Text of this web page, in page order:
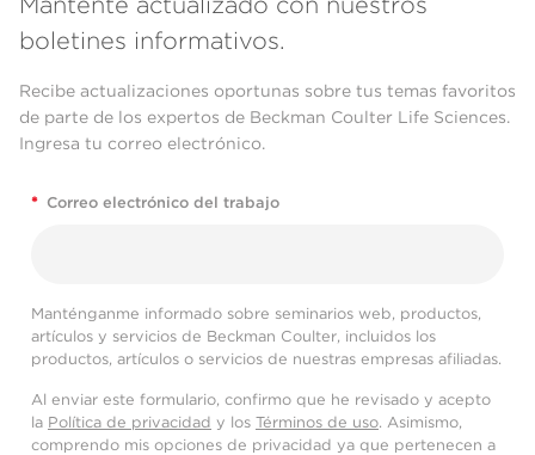
boletines informativos.
Recibe actualizaciones oportunas sobre tus temas favoritos
de parte de los expertos de Beckman Coulter Life Sciences.
Ingresa tu correo electrónico.
* Correo electrónico del trabajo
Manténganme informado sobre seminarios web, productos,
artículos y servicios de Beckman Coulter, incluidos los
productos, artículos o servicios de nuestras empresas afiliadas.
Al enviar este formulario, confirmo que he revisado y acepto
la Política de privacidad y los Términos de uso. Asimismo,
comprendo mis opciones de privacidad ya que pertenecen a